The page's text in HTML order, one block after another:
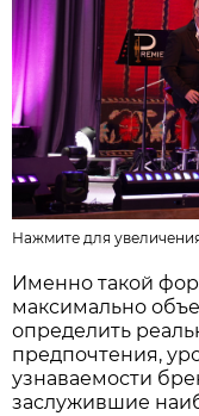
Нажмите для
Именно такой
максимально
определить
предпочтения,
узнаваемости
заслужившие